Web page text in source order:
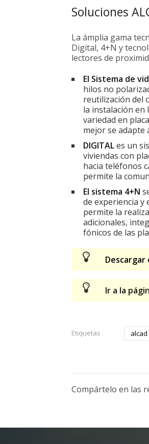
Soluciones
La ámplia gama
Digital, 4+N y
lectores de
El Sistema de
hilos no
reutilización del
la instalación en
variedad en
mejor se adapte
DIGITALes un
viviendas con
hacia teléfonos
permite la
El sistema 4+N
de experiencia y
permite la
adicionales,
fónicos de las
Descargar
Ir a la
Etiquetas alcad
Compártelo en las